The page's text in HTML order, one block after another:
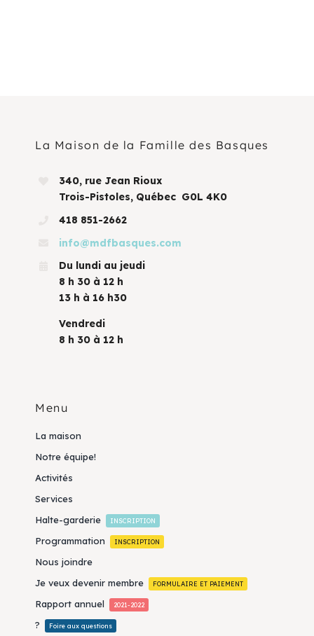
La Maison de la Famille des Basques
340, rue Jean Rioux
Trois-Pistoles, Québec G0L 4K0
418 851-2662
info@mdfbasques.com
Du lundi au jeudi
8 h 30 à 12 h
13 h à 16 h30
Vendredi
8 h 30 à 12 h
Menu
La maison
Notre équipe!
Activités
Services
Halte-garderie
INSCRIPTION
Programmation INSCRIPTION
Nous joindre
Je veux devenir membre
FORMULAIRE ET PAIEMENT
Rapport annuel 2021-2022
? Foire aux questions